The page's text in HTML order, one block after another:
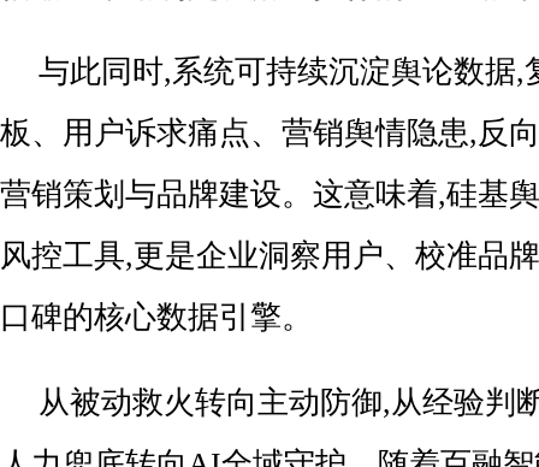
与此同时,系统可持续沉淀舆论数据,
板、用户诉求痛点、营销舆情隐患,反
营销策划与品牌建设。这意味着,硅基
风控工具,更是企业洞察用户、校准品
口碑的核心数据引擎。
从被动救火转向主动防御,从经验判